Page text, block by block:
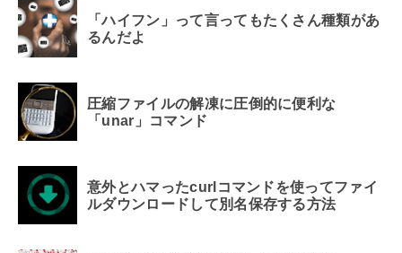
「ハイフン」って言ってもたくさん種類があ
るんだよ
圧縮ファイルの解凍に圧倒的に便利な
「unar」コマンド
意外とハマったcurlコマンドを使ってファイ
ルダウンロードして別名保存する方法